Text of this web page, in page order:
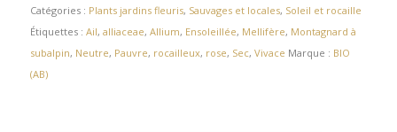
Catégories : Plants jardins fleuris, Sauvages et locales, Soleil et rocaille
Étiquettes : Ail, alliaceae, Allium, Ensoleillée, Mellifère, Montagnard à
subalpin, Neutre, Pauvre, rocailleux, rose, Sec, Vivace Marque : BIO
(AB)